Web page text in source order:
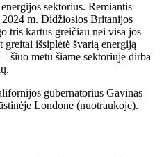
sektorius. Remiantis
2024 m. Didžiosios Britanijos
tris kartus greičiau nei visa jos
išsiplėtė švarią energiją
šiuo metu šiame sektoriuje dirba
gubernatorius Gavinas
Londone (nuotraukoje).